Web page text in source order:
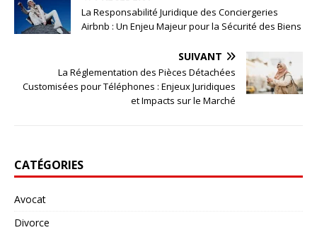
La Responsabilité Juridique des Conciergeries
Airbnb : Un Enjeu Majeur pour la Sécurité des Biens
SUIVANT
La Réglementation des Pièces Détachées
Customisées pour Téléphones : Enjeux Juridiques
et Impacts sur le Marché
CATÉGORIES
Avocat
Divorce